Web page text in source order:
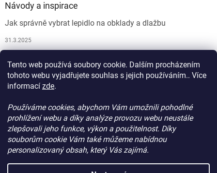
Tento web používá soubory cookie. Dalším procházením
tohoto webu vyjadřujete souhlas s jejich používáním.. Více
informací zde.
Používáme cookies, abychom Vám umožnili pohodlné
prohlížení webu a díky analýze provozu webu neustále
zlepšovali jeho funkce, výkon a použitelnost. Díky
souborům cookie Vám také můžeme nabídnou
personalizovaný obsah, který Vás zajímá.
Návody a inspirace
Jak správně vybrat lepidlo na obklady a dlažbu
31.3.2025